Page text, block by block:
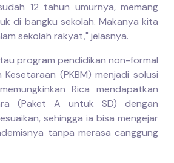
12 tahun umurnya, memang
di bangku sekolah. Makanya kita
sekolah rakyat," jelasnya.
program pendidikan non-formal
(PKBM) menjadi solusi
Rica mendapatkan
(Paket A untuk SD) dengan
sehingga ia bisa mengejar
tanpa merasa canggung